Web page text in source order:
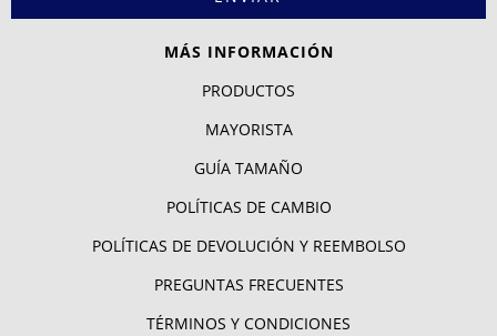
MÁS INFORMACIÓN
PRODUCTOS
MAYORISTA
GUÍA TAMAÑO
POLÍTICAS DE CAMBIO
POLÍTICAS DE DEVOLUCIÓN Y REEMBOLSO
PREGUNTAS FRECUENTES
TÉRMINOS Y CONDICIONES